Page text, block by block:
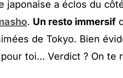
japonaise a éclos du
. Un resto immersif
de Tokyo. Bien
toi… Verdict ? On te